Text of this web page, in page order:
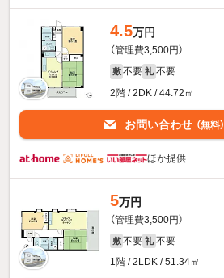
4.5万円
（管理費3,500円）
敷 不要 礼 不要
2階 / 2DK / 44.72㎡
お問い合わせ （無料）
ほか提供
5万円
（管理費3,500円）
敷 不要 礼 不要
1階 / 2LDK / 51.34㎡